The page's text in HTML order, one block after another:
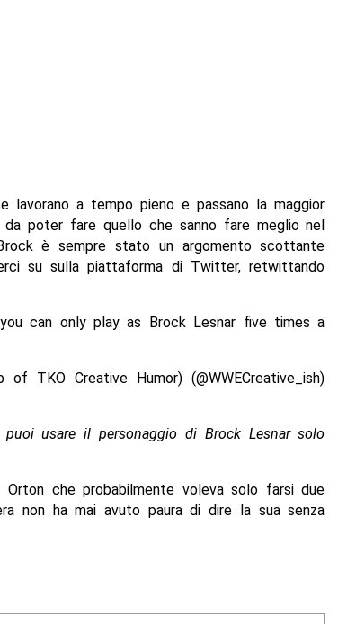
lavorano a tempo pieno e passano la maggior
poter fare quello che sanno fare meglio nel
è sempre stato un argomento scottante
su sulla piattaforma di Twitter, retwittando
can only play as Brock Lesnar five times a
TKO Creative Humor) (@WWECreative_ish)
usare il personaggio di Brock Lesnar solo
Orton che probabilmente voleva solo farsi due
non ha mai avuto paura di dire la sua senza